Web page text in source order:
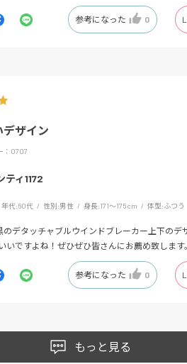
参考になった 0
デザイン
：0707
ティ1172
年代:60代 性別:男性 身長:171～175cm 体型:ふつう
デタッチャブルウインドブレーカー上下のデ
いですよね！ぜひぜひ皆さんにお薦め致します。
参考になった 0
もっと見る